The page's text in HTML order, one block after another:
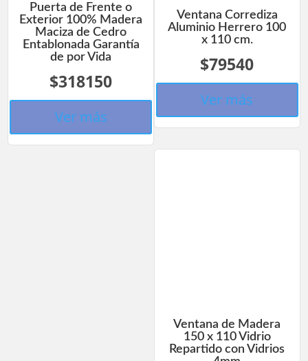
Puerta de Frente o
Exterior 100% Madera
Maciza de Cedro
Entablonada Garantía
de por Vida
$318150
Ver más
Ventana Corrediza
Aluminio Herrero 100
x 110 cm.
$79540
Ver más
Ventana de Madera
150 x 110 Vidrio
Repartido con Vidrios